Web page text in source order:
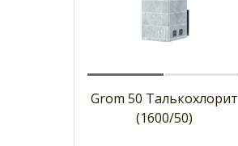
Grom 50 Талькохлорит
(1600/50)